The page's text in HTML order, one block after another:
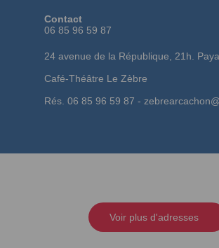
Contact
06 85 96 59 87
24 avenue de la République, 21h.
Café-Théâtre Le Zèbre
Rés. 06 85 96 59 87 -
Voir plus d'adresses